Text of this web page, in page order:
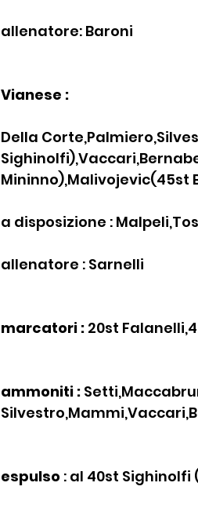
allenatore: Baroni
Vianese :
Della
Mininno),Malivojevic(45st
a disposizione :
allenatore : Sarnelli
marcatori : 20st
ammoniti :
espulso : al 40st